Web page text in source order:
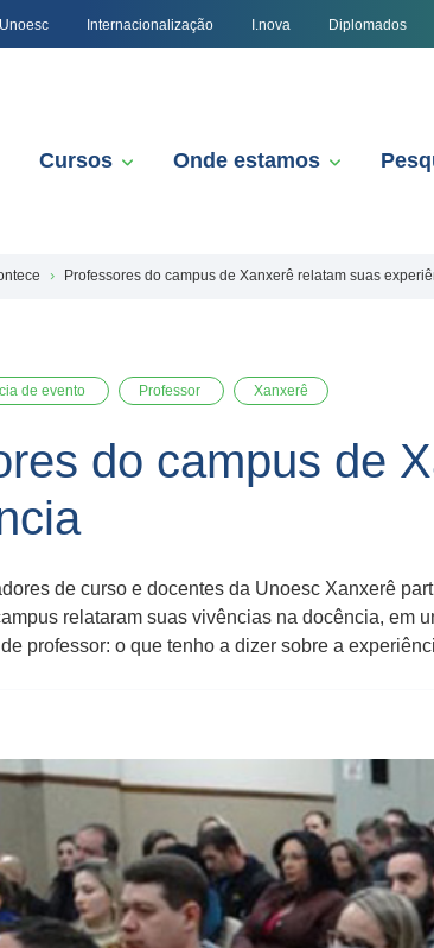
Internacionalização I.nova Diplomados
Cursos Onde estamos
Professores do campus de Xanxerê relatam suas
de evento Professor Xanxerê
do campus de
de curso e docentes da Unoesc Xanxerê
relataram suas vivências na docência, em
de professor: o que tenho a dizer sobre a